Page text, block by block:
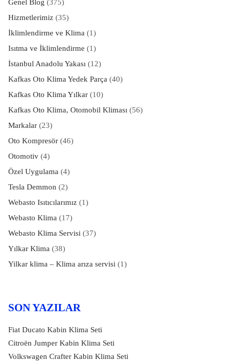
Genel Blog (375)
Hizmetlerimiz(35)
İklimlendirme ve Klima (1)
Isıtma ve İklimlendirme (1)
İstanbul Anadolu Yakası (12)
Kafkas Oto Klima Yedek Parça (40)
Kafkas Oto Klima Yılkar(10)
Kafkas Oto Klima, Otomobil Kliması (56)
Markalar(23)
Oto Kompresör(46)
Otomotiv(4)
Özel Uygulama (4)
Tesla Demmon (2)
Webasto Isıtıcılarımız(1)
Webasto Klima (17)
Webasto Klima Servisi (37)
Yılkar Klima (38)
Yilkar klima – Klima arıza servisi (1)
SON YAZILAR
Fiat Ducato Kabin Klima Seti
Citroën Jumper Kabin Klima Seti
Volkswagen Crafter Kabin Klima Seti